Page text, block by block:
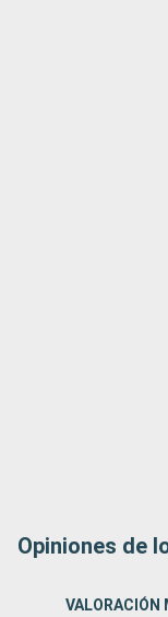
Opiniones de
VALORACIÓN